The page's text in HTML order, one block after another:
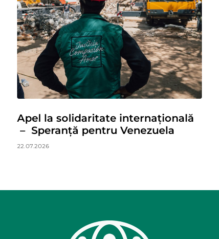
Apel la solidaritate internațională
– Speranță pentru Venezuela
22.07.2026